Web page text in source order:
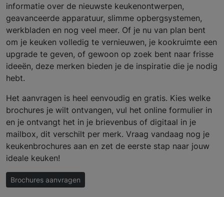
informatie over de nieuwste keukenontwerpen,
geavanceerde apparatuur, slimme opbergsystemen,
werkbladen en nog veel meer. Of je nu van plan bent
om je keuken volledig te vernieuwen, je kookruimte een
upgrade te geven, of gewoon op zoek bent naar frisse
ideeën, deze merken bieden je de inspiratie die je nodig
hebt.
Het aanvragen is heel eenvoudig en gratis. Kies welke
brochures je wilt ontvangen, vul het online formulier in
en je ontvangt het in je brievenbus of digitaal in je
mailbox, dit verschilt per merk. Vraag vandaag nog je
keukenbrochures aan en zet de eerste stap naar jouw
ideale keuken!
Brochures aanvragen